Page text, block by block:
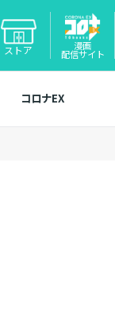
ストア 漫画
配信サイト
コロナEX